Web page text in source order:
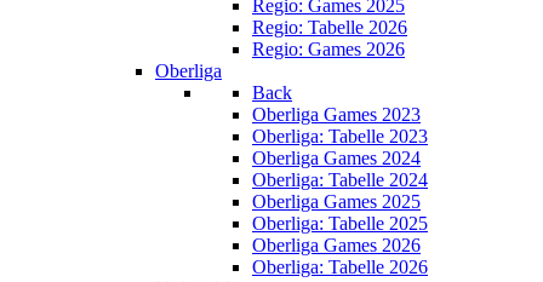
Regio: Games 2025
Regio: Tabelle 2026
Regio: Games 2026
Oberliga
Back
Oberliga Games 2023
Oberliga: Tabelle 2023
Oberliga Games 2024
Oberliga: Tabelle 2024
Oberliga Games 2025
Oberliga: Tabelle 2025
Oberliga Games 2026
Oberliga: Tabelle 2026